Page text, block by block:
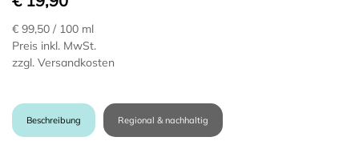
€ 99,50 / 100 ml
Preis inkl. MwSt.
zzgl. Versandkosten
Beschreibung Regional & nachhaltig